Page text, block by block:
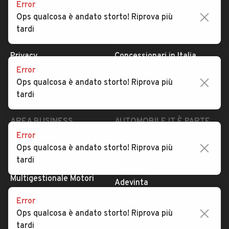
Serve aiuto?
Dati identificativi
Privacy
Impostazioni Privacy
Security
Tutte le auto usate
Concessionari in Italia
Valutazione auto
AREA BUSINESS
Registrazione
concessionario
Multigestionale Motori
AUTOMOBILE.IT È PARTE
subito.it
Adevinta
SEGUICI
Error
Ops qualcosa è andato storto! Riprova più
tardi
Error
Ops qualcosa è andato storto! Riprova più
tardi
Error
Ops qualcosa è andato storto! Riprova più
tardi
Error
Ops qualcosa è andato storto! Riprova più
tardi